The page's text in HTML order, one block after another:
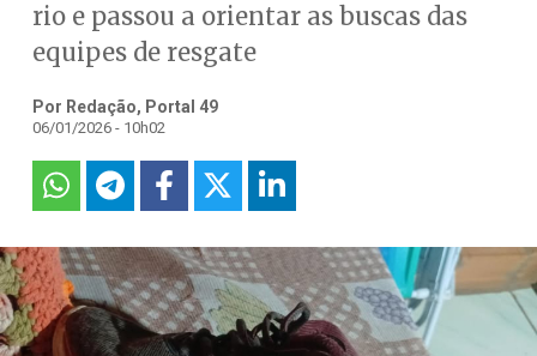
rio e passou a orientar as buscas das
equipes de resgate
Por Redação, Portal 49
06/01/2026 - 10h02